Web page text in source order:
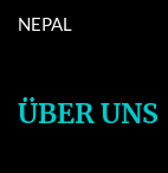
NEPAL
ÜBER UNS